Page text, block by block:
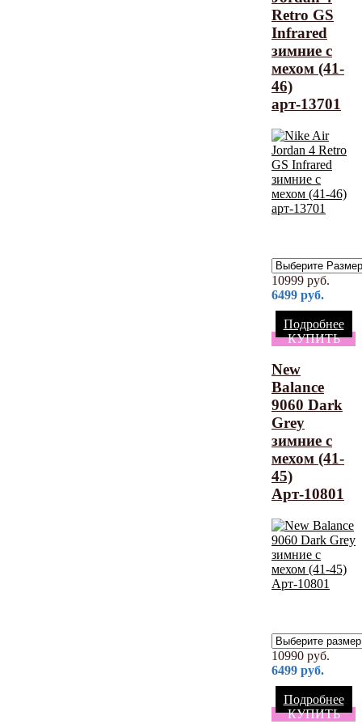
Retro GS
Infrared
зимние с
мехом (41-
46)
арт-13701
10999 руб.
6499 руб.
Подробнее
КУПИТЬ
New
Balance
9060 Dark
Grey
зимние с
мехом (41-
45)
Арт-10801
10990 руб.
6499 руб.
Подробнее
КУПИТЬ